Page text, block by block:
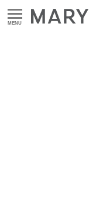
MENU